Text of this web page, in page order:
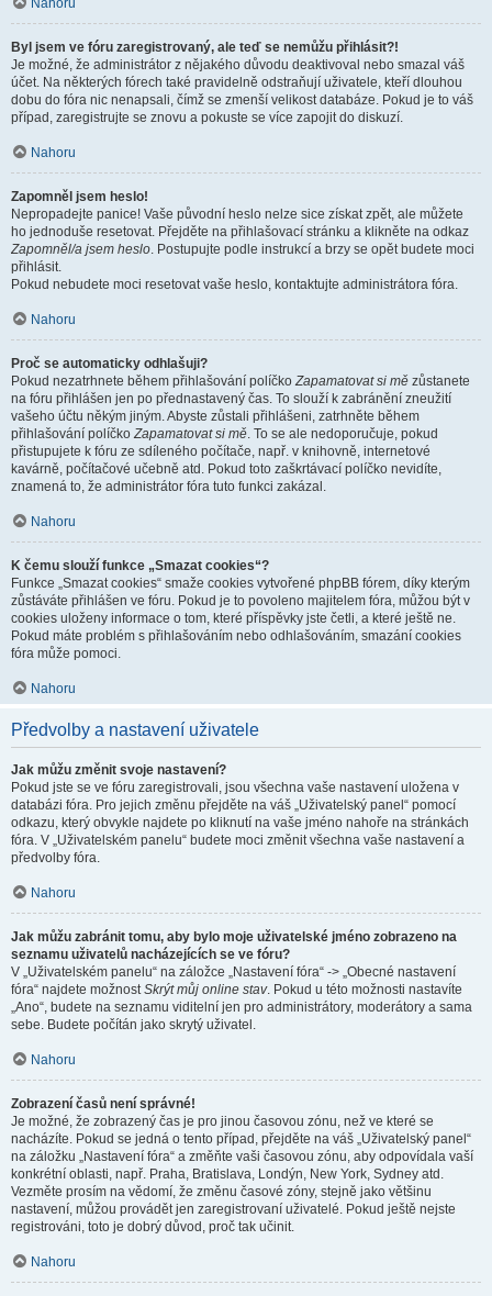
Nahoru
Byl jsem ve fóru zaregistrovaný, ale teď se nemůžu přihlásit?!
Je možné, že administrátor z nějakého důvodu deaktivoval nebo smazal váš
účet. Na některých fórech také pravidelně odstraňují uživatele, kteří dlouhou
dobu do fóra nic nenapsali, čímž se zmenší velikost databáze. Pokud je to váš
případ, zaregistrujte se znovu a pokuste se více zapojit do diskuzí.
Nahoru
Zapomněl jsem heslo!
Nepropadejte panice! Vaše původní heslo nelze sice získat zpět, ale můžete
ho jednoduše resetovat. Přejděte na přihlašovací stránku a klikněte na odkaz
Zapomněl/a jsem heslo. Postupujte podle instrukcí a brzy se opět budete moci
přihlásit.
Pokud nebudete moci resetovat vaše heslo, kontaktujte administrátora fóra.
Nahoru
Proč se automaticky odhlašuji?
Pokud nezatrhnete během přihlašování políčkoZapamatovat si mě zůstanete
na fóru přihlášen jen po přednastavený čas. To slouží k zabránění zneužití
vašeho účtu někým jiným. Abyste zůstali přihlášeni, zatrhněte během
přihlašování políčkoZapamatovat si mě. To se ale nedoporučuje, pokud
přistupujete k fóru ze sdíleného počítače, např. v knihovně, internetové
kavárně, počítačové učebně atd. Pokud toto zaškrtávací políčko nevidíte,
znamená to, že administrátor fóra tuto funkci zakázal.
Nahoru
K čemu slouží funkce „Smazat cookies“?
Funkce „Smazat cookies“ smaže cookies vytvořené phpBB fórem, díky kterým
zůstáváte přihlášen ve fóru. Pokud je to povoleno majitelem fóra, můžou být v
cookies uloženy informace o tom, které příspěvky jste četli, a které ještě ne.
Pokud máte problém s přihlašováním nebo odhlašováním, smazání cookies
fóra může pomoci.
Nahoru
Předvolby a nastavení uživatele
Jak můžu změnit svoje nastavení?
Pokud jste se ve fóru zaregistrovali, jsou všechna vaše nastavení uložena v
databázi fóra. Pro jejich změnu přejděte na váš „Uživatelský panel“ pomocí
odkazu, který obvykle najdete po kliknutí na vaše jméno nahoře na stránkách
fóra. V „Uživatelském panelu“ budete moci změnit všechna vaše nastavení a
předvolby fóra.
Nahoru
Jak můžu zabránit tomu, aby bylo moje uživatelské jméno zobrazeno na
seznamu uživatelů nacházejících se ve fóru?
V „Uživatelském panelu“ na záložce „Nastavení fóra“ -> „Obecné nastavení
fóra“ najdete možnostSkrýt můj online stav. Pokud u této možnosti nastavíte
„Ano“, budete na seznamu viditelní jen pro administrátory, moderátory a sama
sebe. Budete počítán jako skrytý uživatel.
Nahoru
Zobrazení časů není správné!
Je možné, že zobrazený čas je pro jinou časovou zónu, než ve které se
nacházíte. Pokud se jedná o tento případ, přejděte na váš „Uživatelský panel“
na záložku „Nastavení fóra“ a změňte vaši časovou zónu, aby odpovídala vaší
konkrétní oblasti, např. Praha, Bratislava, Londýn, New York, Sydney atd.
Vezměte prosím na vědomí, že změnu časové zóny, stejně jako většinu
nastavení, můžou provádět jen zaregistrovaní uživatelé. Pokud ještě nejste
registrováni, toto je dobrý důvod, proč tak učinit.
Nahoru